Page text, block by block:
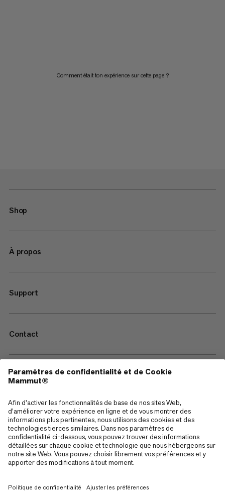
Comment était ton expérience sur cette page ?
Shop
À propos
Support
Contact
—
Sitemap
Cookies
Mentions Légales